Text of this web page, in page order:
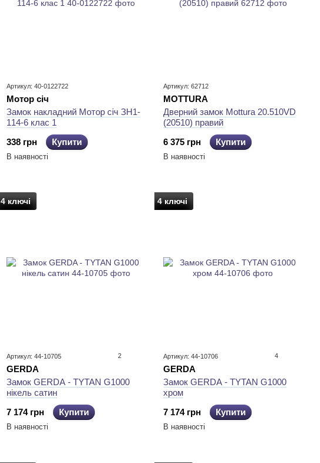
Артикул: 40-0122722
Мотор січ
Замок накладний Мотор січ ЗН1-
114-6 клас 1
338 грн
Купити
В наявності
Артикул: 62712
MOTTURA
Дверний замок ​Mottura 20.510VD
(20510) правий
6 375 грн
Купити
В наявності
4 ключі
Артикул: 44-10705 2
GERDA
Замок GERDA - TYTAN G1000
нікель сатин
7 174 грн
Купити
В наявності
4 ключі
Артикул: 44-10706 4
GERDA
Замок GERDA - TYTAN G1000
хром
7 174 грн
Купити
В наявності